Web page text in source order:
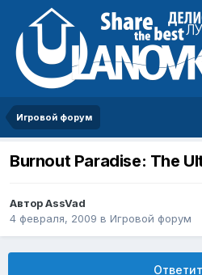
Игровой форум
Burnout Paradise: The
АвторAssVad
4 февраля, 2009 в Игровой форум